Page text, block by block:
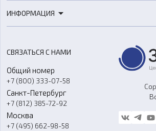
Расходные материалы
Оборудование и материалы для вакуумного
Аксессуары и прочее оборудование
Программное обеспечение
3D-моделирование
Ремонт и услуги
ИНФОРМАЦИЯ
О компании
Контакты
Гос. закупки
Стать дилером
Блог
СВЯЗАТЬСЯ С НАМИ
Общий номер
+7 (800) 333-07-58
Санкт-Петербург
+7 (812) 385-72-92
Москва
+7 (495) 662-98-58